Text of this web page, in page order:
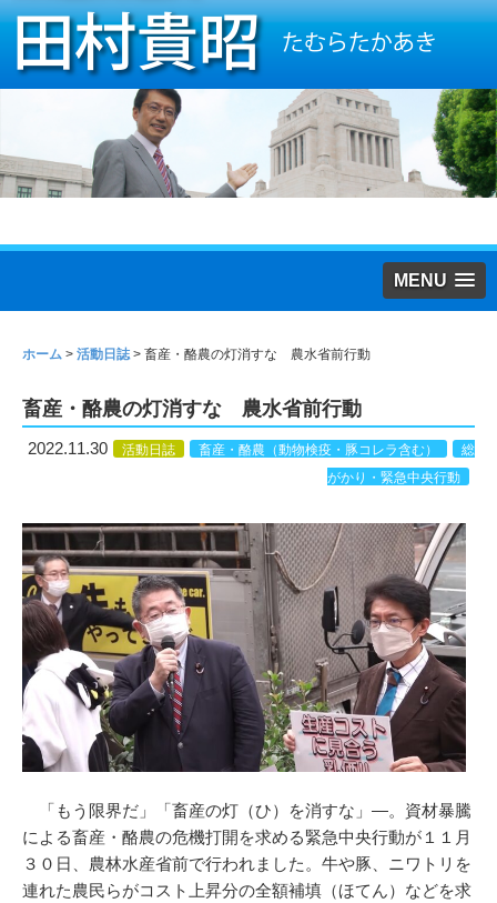
MENU
ホーム > 活動日誌> 畜産・酪農の灯消すな 農水省前行動
畜産・酪農の灯消すな 農水省前行動
2022.11.30 活動日誌 畜産・酪農（動物検疫・豚コレラ含む）
総
がかり・緊急中央行動
「もう限界だ」「畜産の灯（ひ）を消すな」―。資材暴騰
による畜産・酪農の危機打開を求める緊急中央行動が１１月
３０日、農林水産省前で行われました。牛や豚、ニワトリを
連れた農民らがコスト上昇分の全額補填（ほてん）などを求